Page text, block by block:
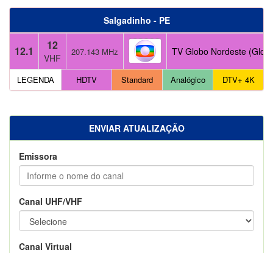
Salgadinho - PE
12.1 12
VHF
207.143 MHz TV Globo Nordeste
LEGENDA HDTV Standard Analógico DTV+ 4K
ENVIAR ATUALIZAÇÃO
Emissora
Canal UHF/VHF
Canal Virtual